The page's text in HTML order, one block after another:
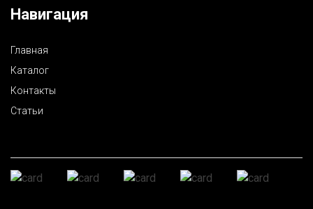
Навигация
Главная
Каталог
Контакты
Статьи